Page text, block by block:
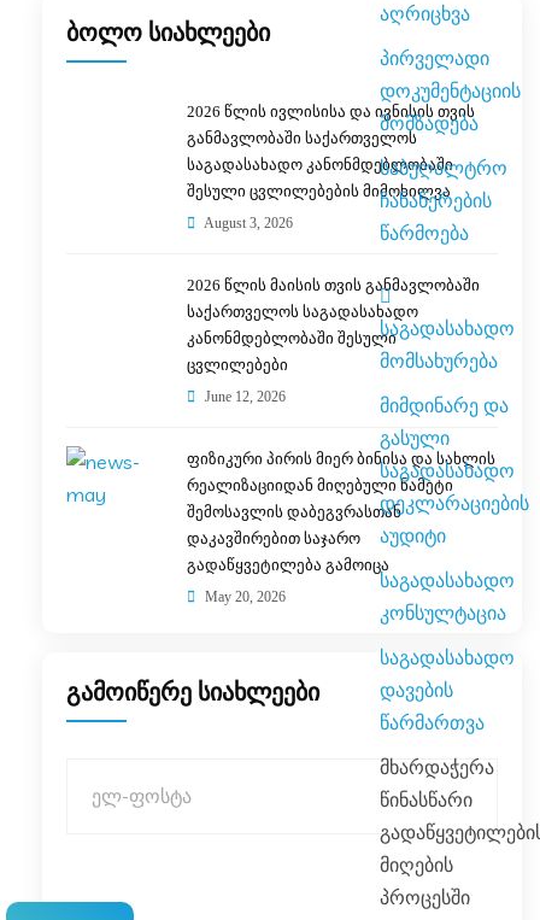
აღრიცხვა
პირველადი
დოკუმენტაციის
მომზადება
საბუღალტრო
ჩანაწერების
წარმოება
საგადასახადო
მომსახურება
მიმდინარე და
გასული
საგადასახადო
დეკლარაციების
აუდიტი
საგადასახადო
კონსულტაცია
საგადასახადო
დავების
წარმართვა
მხარდაჭერა
წინასწარი
მიღების
პროცესში
ბოლო სიახლეები
2026 წლის ივლისისა და ივნისის თვის
განმავლობაში საქართველოს
საგადასახადო კანონმდებლობაში
შესული ცვლილებების მიმოხილვა
August 3, 2026
2026 წლის მაისის თვის განმავლობაში
საქართველოს საგადასახადო
კანონმდებლობაში შესული
ცვლილებები
June 12, 2026
ფიზიკური პირის მიერ ბინისა და სახლის
რეალიზაციიდან მიღებული ნამეტი
შემოსავლის დაბეგვრასთან
დაკავშირებით საჯარო
გადაწყვეტილება გამოიცა
May 20, 2026
გამოიწერე სიახლეები